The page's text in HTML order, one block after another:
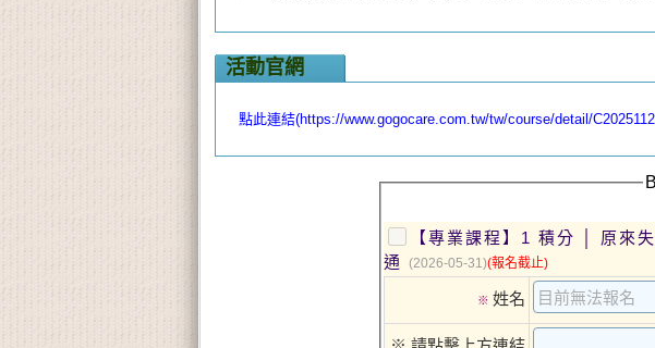
活動官網
點此連結(https://www.gogocare.com.tw/tw/course/detail/
【專業課程】1 積分 │ 原來
通
(2026-05-31)(報名截止)
※ 姓名